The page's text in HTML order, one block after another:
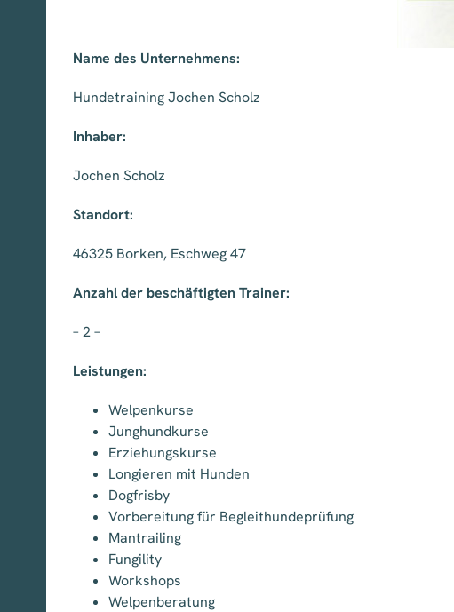
Name des Unternehmens:
Hundetraining Jochen Scholz
Inhaber:
Jochen Scholz
Standort:
46325 Borken, Eschweg 47
Anzahl der beschäftigten Trainer:
– 2 –
Leistungen:
Welpenkurse
Junghundkurse
Erziehungskurse
Longieren mit Hunden
Dogfrisby
Vorbereitung für Begleithundeprüfung
Mantrailing
Fungility
Workshops
Welpenberatung